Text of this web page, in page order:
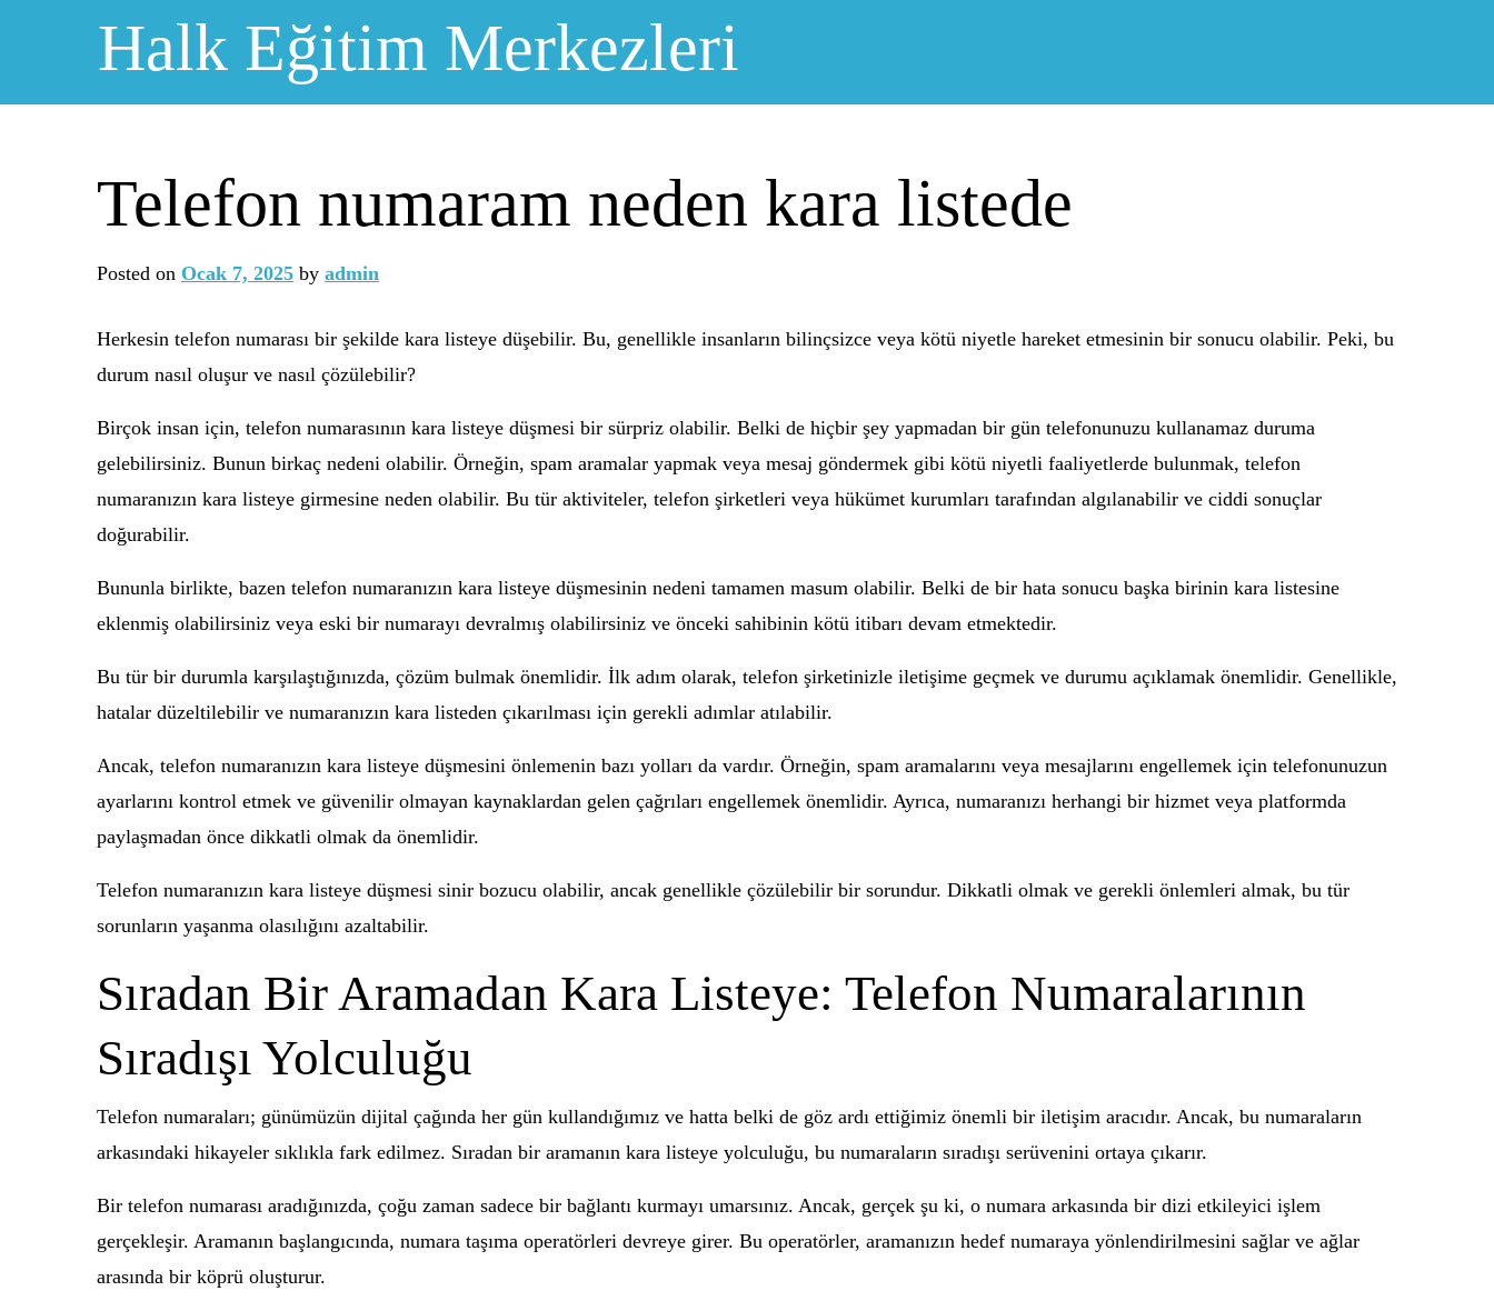
Halk Eğitim Merkezleri
Telefon numaram neden kara listede
Posted on Ocak 7, 2025 by admin
Herkesin telefon numarası bir şekilde kara listeye düşebilir. Bu, genellikle insanların bilinçsizce veya kötü niyetle hareket etmesinin bir sonucu olabilir. Peki, bu
durum nasıl oluşur ve nasıl çözülebilir?
Birçok insan için, telefon numarasının kara listeye düşmesi bir sürpriz olabilir. Belki de hiçbir şey yapmadan bir gün telefonunuzu kullanamaz duruma
gelebilirsiniz. Bunun birkaç nedeni olabilir. Örneğin, spam aramalar yapmak veya mesaj göndermek gibi kötü niyetli faaliyetlerde bulunmak, telefon
numaranızın kara listeye girmesine neden olabilir. Bu tür aktiviteler, telefon şirketleri veya hükümet kurumları tarafından algılanabilir ve ciddi sonuçlar
doğurabilir.
Bununla birlikte, bazen telefon numaranızın kara listeye düşmesinin nedeni tamamen masum olabilir. Belki de bir hata sonucu başka birinin kara listesine
eklenmiş olabilirsiniz veya eski bir numarayı devralmış olabilirsiniz ve önceki sahibinin kötü itibarı devam etmektedir.
Bu tür bir durumla karşılaştığınızda, çözüm bulmak önemlidir. İlk adım olarak, telefon şirketinizle iletişime geçmek ve durumu açıklamak önemlidir. Genellikle,
hatalar düzeltilebilir ve numaranızın kara listeden çıkarılması için gerekli adımlar atılabilir.
Ancak, telefon numaranızın kara listeye düşmesini önlemenin bazı yolları da vardır. Örneğin, spam aramalarını veya mesajlarını engellemek için telefonunuzun
ayarlarını kontrol etmek ve güvenilir olmayan kaynaklardan gelen çağrıları engellemek önemlidir. Ayrıca, numaranızı herhangi bir hizmet veya platformda
paylaşmadan önce dikkatli olmak da önemlidir.
Telefon numaranızın kara listeye düşmesi sinir bozucu olabilir, ancak genellikle çözülebilir bir sorundur. Dikkatli olmak ve gerekli önlemleri almak, bu tür
sorunların yaşanma olasılığını azaltabilir.
Sıradan Bir Aramadan Kara Listeye: Telefon Numaralarının
Sıradışı Yolculuğu
Telefon numaraları; günümüzün dijital çağında her gün kullandığımız ve hatta belki de göz ardı ettiğimiz önemli bir iletişim aracıdır. Ancak, bu numaraların
arkasındaki hikayeler sıklıkla fark edilmez. Sıradan bir aramanın kara listeye yolculuğu, bu numaraların sıradışı serüvenini ortaya çıkarır.
Bir telefon numarası aradığınızda, çoğu zaman sadece bir bağlantı kurmayı umarsınız. Ancak, gerçek şu ki, o numara arkasında bir dizi etkileyici işlem
gerçekleşir. Aramanın başlangıcında, numara taşıma operatörleri devreye girer. Bu operatörler, aramanızın hedef numaraya yönlendirilmesini sağlar ve ağlar
arasında bir köprü oluşturur.